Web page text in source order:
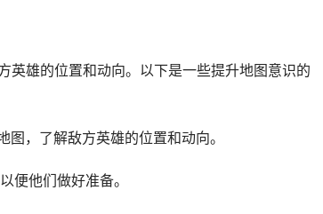
英雄的位置和动向。以下是一些提升地图意识的
，了解敌方英雄的位置和动向。
便他们做好准备。